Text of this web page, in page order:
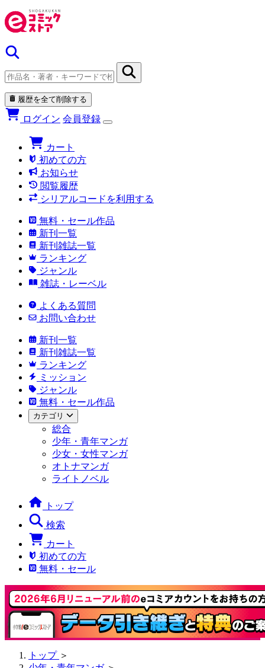
履歴を全て削除する
ログイン 会員登録
カート
初めての方
お知らせ
閲覧履歴
シリアルコードを利用する
無料・セール作品
新刊一覧
新刊雑誌一覧
ランキング
ジャンル
雑誌・レーベル
よくある質問
お問い合わせ
新刊一覧
新刊雑誌一覧
ランキング
ミッション
ジャンル
無料・セール作品
カテゴリ
総合
少年・青年マンガ
少女・女性マンガ
オトナマンガ
ライトノベル
トップ
検索
カート
初めての方
無料・セール
トップ ＞